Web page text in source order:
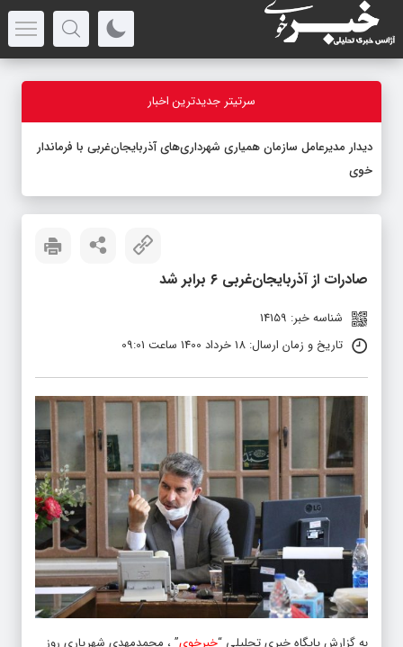
سرتیتر جدیدترین اخبار
دیدار مدیرعامل سازمان همیاری شهرداری‌های آذربایجان‌غربی با فرماندار
خوی
صادرات از آذربایجان‌غربی ۶ برابر شد
شناسه خبر: 14159
تاریخ و زمان ارسال: 18 خرداد 1400 ساعت 09:01
به گزارش پایگاه خبری تحلیلی “خبرخوی” ، محمدمهدی شهریاری روز